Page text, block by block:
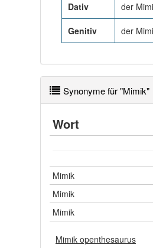
Dativ der
Genitiv der
Synonyme für "Mimik"
Wort
Mimik
Mimik
Mimik
Mimik openthesaurus